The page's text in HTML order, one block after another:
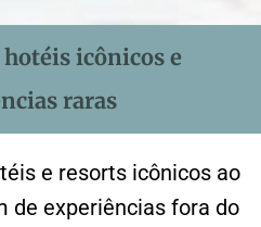
icônicos e
raras
e resorts icônicos ao
de experiências fora do